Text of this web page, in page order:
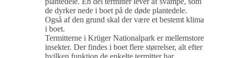
de dyrker nede i boet på de døde plantedele.
Også af den grund skal der være et bestemt klima
i boet.
Termitterne i Krüger Nationalpark er mellemstore
insekter. Der findes i boet flere størrelser, alt efter